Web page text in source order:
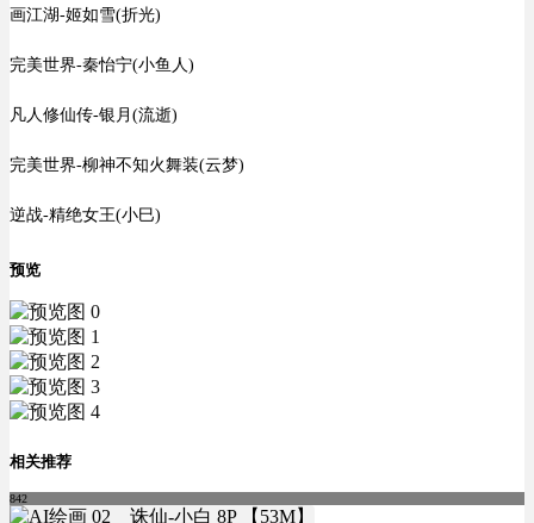
画江湖-姬如雪(折光)
完美世界-秦怡宁(小鱼人)
凡人修仙传-银月(流逝)
完美世界-柳神不知火舞装(云梦)
逆战-精绝女王(小巳)
预览
相关推荐
842